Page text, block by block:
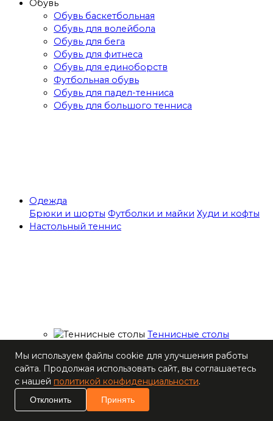
Обувь
Обувь баскетбольная
Обувь для волейбола
Обувь для бега
Обувь для фитнеса
Обувь для единоборств
Футбольная обувь
Обувь для падел-тенниса
Обувь для большого тенниса
Одежда
Брюки и шорты Футболки и майки Худи и кофты
Настольный теннис
Теннисные столы
Накладки для
ракеток
Основания для
ракеток
Мячи
Мы используем файлы cookie для улучшения работы
сайта. Продолжая использовать сайт, вы соглашаетесь
с нашей политикой конфиденциальности.
Отклонить Принять